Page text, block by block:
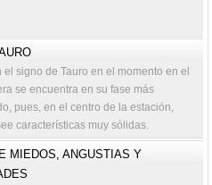
el signo de Tauro en el momento en el
se encuentra en su fase más
pues, en el centro de la estación,
características muy sólidas.
MIEDOS, ANGUSTIAS Y